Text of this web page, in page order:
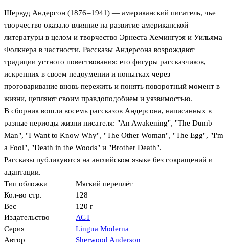
Шервуд Андерсон (1876 –1941) — американский писатель, чье
творчество оказало влияние на развитие американской
литературы в целом и творчество Эрнеста Хемингуэя и Уильяма
Фолкнера в частности. Рассказы Андерсона возрождают
традиции устного повествования: его фигуры рассказчиков,
искренних в своем недоумении и попытках через
проговаривание вновь пережить и понять поворотный момент в
жизни, цепляют своим правдоподобием и уязвимостью.
В сборник вошли восемь рассказов Андерсона, написанных в
разные периоды жизни писателя: "An Awakening", "The Dumb
Man", "I Want to Know Why", "The Other Woman", "The Egg", "I'm
a Fool", "Death in the Woods" и "Brother Death".
Рассказы публикуются на английском языке без сокращений и
адаптации.
Тип обложки
Мягкий переплёт
Кол-во стр.
128
Вес
120 г
Издательство
АСТ
Серия
Lingua Moderna
Автор
Sherwood Anderson